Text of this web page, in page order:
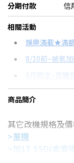
分期付款 信
＊實際可分期數、
信用卡分期
分期數
6期 0利率
12期 0利率
18期 0利率
相關活動
娛樂滿載★滿
8/10前~爸氣
8月限定~首購
8/15前~指定
更多信用卡分
AI PC是什麼
特仕版筆電推
商品簡介
其它改機規格及
>單機
>加1T SSD (本賣